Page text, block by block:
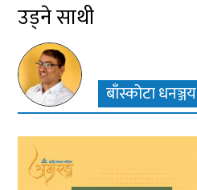
उड्ने साथी
बाँस्कोटा धनञ्जय